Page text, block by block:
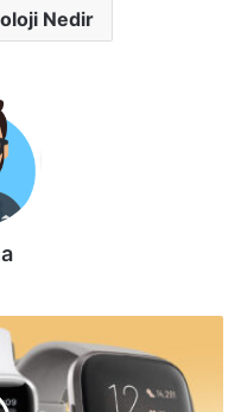
Nedir